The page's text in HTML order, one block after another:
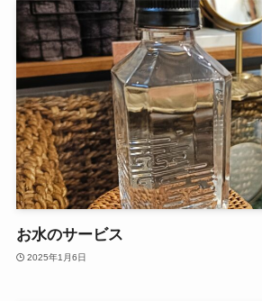
お水のサービス
2025年1月6日